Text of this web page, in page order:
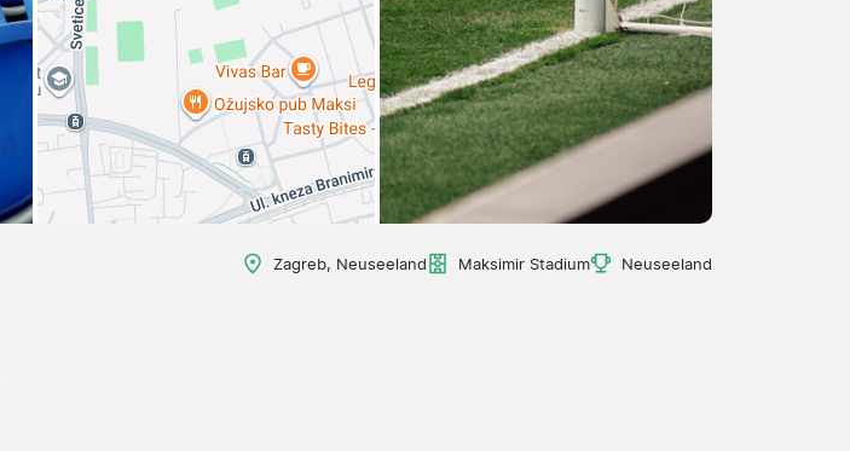
Zagreb, Neuseeland Maksimir Stadium Neuseeland